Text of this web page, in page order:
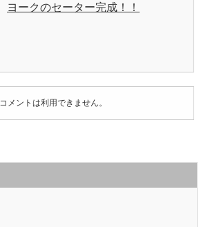
ヨークのセーター完成！！
コメントは利用できません。